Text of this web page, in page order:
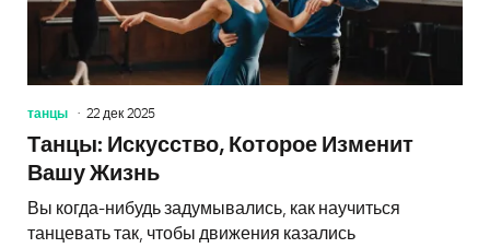
танцы 22 дек 2025
Танцы: Искусство, Которое Изменит
Вашу Жизнь
Вы когда-нибудь задумывались, как научиться
танцевать так, чтобы движения казались